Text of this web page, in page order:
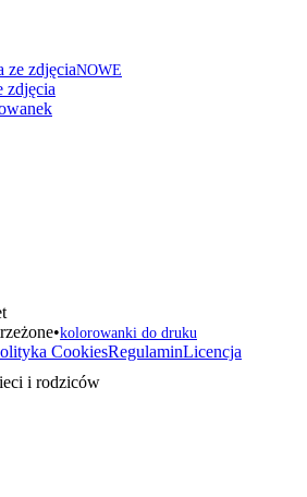
ze zdjęciaNOWE
zdjęcia
•kolorowanki do druku
CookiesRegulaminLicencja
i rodziców